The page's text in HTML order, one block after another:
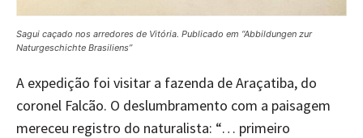
Sagui caçado nos arredores de Vitória. Publicado em “Abbildungen zur
Naturgeschichte Brasiliens”
A expedição foi visitar a fazenda de Araçatiba, do
coronel Falcão. O deslumbramento com a paisagem
mereceu registro do naturalista: “… primeiro